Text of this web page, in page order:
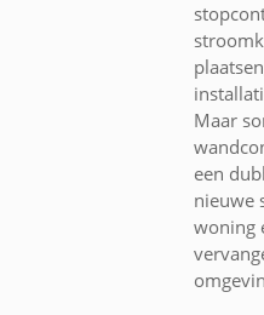
Maar
een
nieuwe
woning